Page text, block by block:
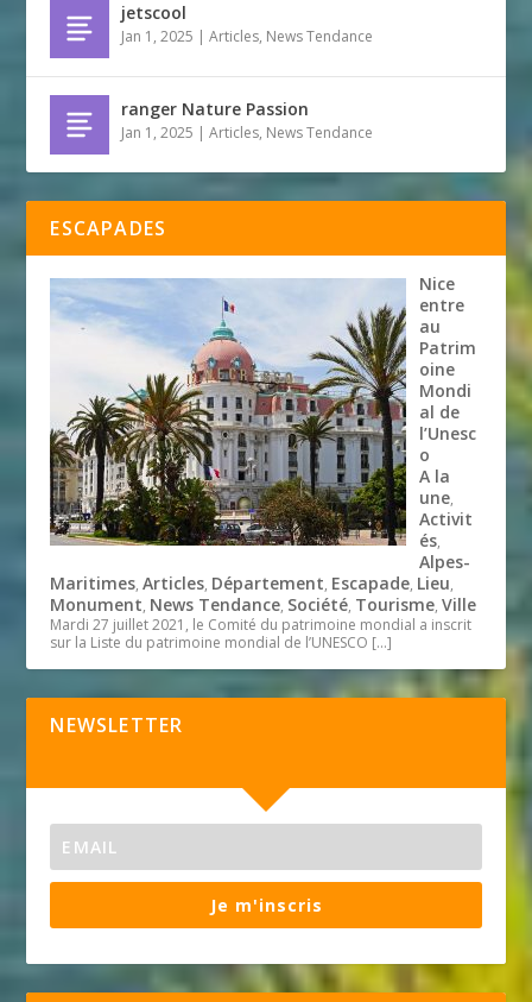
jetscool
Jan 1, 2025 |Articles, News Tendance
ranger Nature Passion
Jan 1, 2025 |Articles, News Tendance
ESCAPADES
Nice
entre
au
Patrim
oine
Mondi
al de
l’Unesc
o
A la
une,
Activit
és,
Alpes-
Maritimes,Articles, Département, Escapade, Lieu,
Monument, News Tendance, Société, Tourisme,Ville
Mardi 27 juillet 2021, le Comité du patrimoine mondial a inscrit
sur la Liste du patrimoine mondial de l’UNESCO […]
NEWSLETTER
Je m'inscris